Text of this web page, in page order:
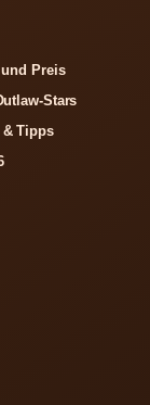
Preis
Stars
Tipps